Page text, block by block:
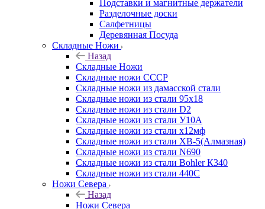
Подставки и магнитные держатели
Разделочные доски
Салфетницы
Деревянная Посуда
Складные Ножи
Назад
Складные Ножи
Cкладные ножи СССР
Складные ножи из дамасской стали
Складные ножи из стали 95х18
Складные ножи из стали D2
Складные ножи из стали У10А
Складные ножи из стали х12мф
Складные ножи из стали ХВ-5(Алмазная)
Складные ножи из стали N690
Складные ножи из стали Bohler К340
Складные ножи из стали 440С
Ножи Севера
Назад
Ножи Севера